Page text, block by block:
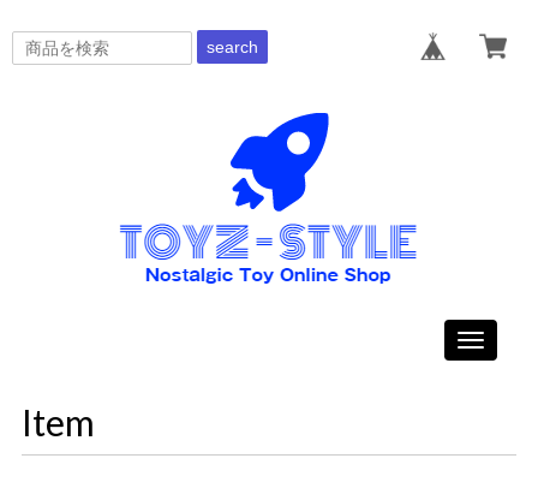
search
Toggle
Item